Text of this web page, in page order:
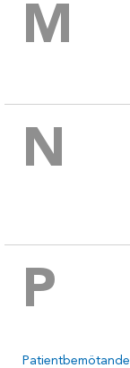
M
N
P
Patientbemötande